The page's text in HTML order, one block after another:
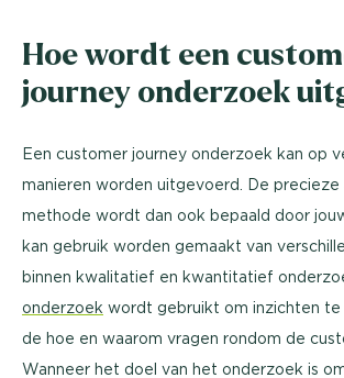
Hoe wordt een
journey onderzoek
Een customer journey onderzoek kan op
manieren worden uitgevoerd. De precieze
methode wordt dan ook bepaald door
kan gebruik worden gemaakt van
binnen kwalitatief en kwantitatief
onderzoek wordt gebruikt om inzichten
de hoe en waarom vragen rondom de
Wanneer het doel van het onderzoek is